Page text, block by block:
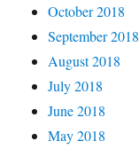
October 2018
September 2018
August 2018
July 2018
June 2018
May 2018